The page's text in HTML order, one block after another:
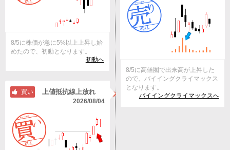
8/5に株価が急に5%以上上昇し始
めたので、初動となります。
初動へ
8/5に高値圏で出来高が上昇した
ので、バイイングクライマックス
となります。
バイイングクライマックスへ
買い 上値抵抗線上放れ
2026/08/04